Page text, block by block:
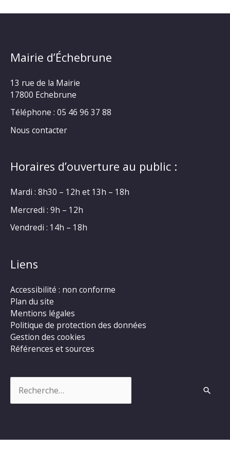
Mairie d’Échebrune
13 rue de la Mairie
17800 Echebrune
Téléphone : 05 46 96 37 88
Nous contacter
Horaires d’ouverture au public :
Mardi : 8h30 – 12h et 13h – 18h
Mercredi : 9h – 12h
Vendredi : 14h – 18h
Liens
Accessibilité : non conforme
Plan du site
Mentions légales
Politique de protection des données
Gestion des cookies
Références et sources